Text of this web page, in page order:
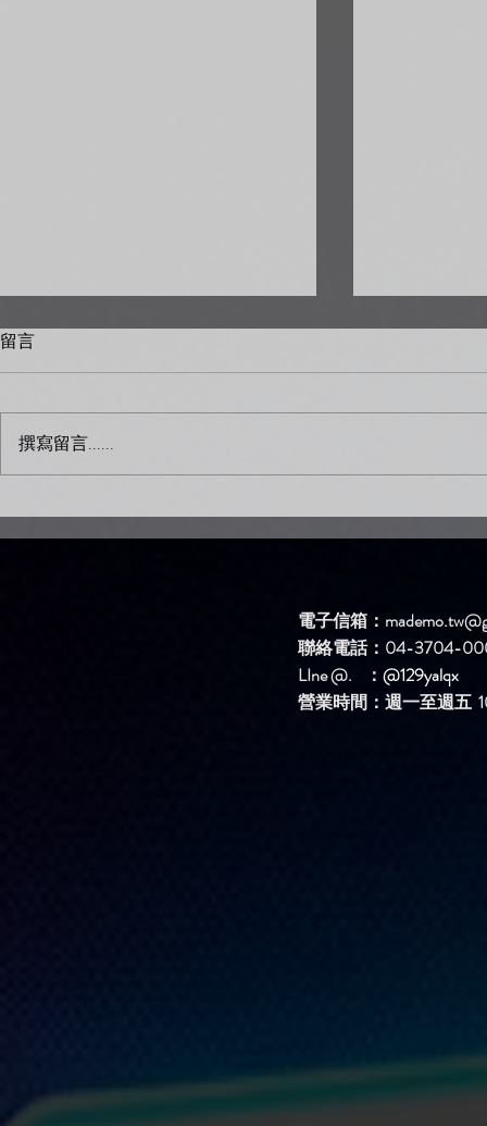
新歌DEMO區上架新歌啦！
【簡單問題】
新歌DEMO
【生氣】
留言
撰寫留言......
電子信箱：
聯絡電話：04-3704-
LIne @. ： @129yalqx
營業時間：週一至週五